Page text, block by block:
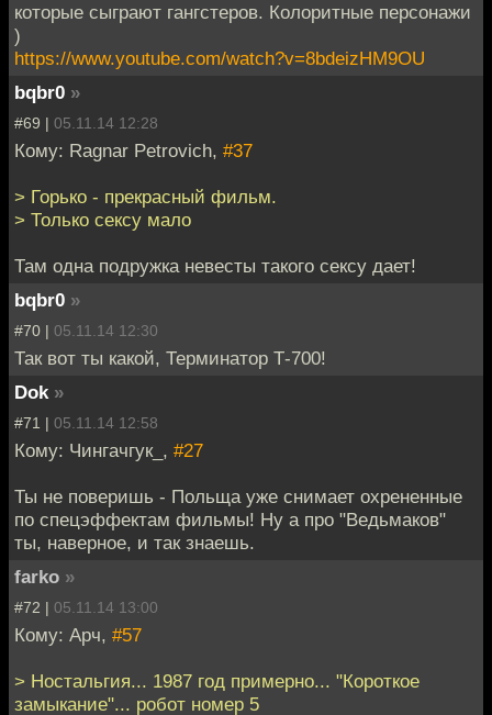
которые сыграют гангстеров. Колоритные персонажи
)
https://www.youtube.com/watch?v=8bdeizHM9OU
bqbr0 »
#69 | 05.11.14 12:28
Кому: Ragnar Petrovich, #37
> Горько - прекрасный фильм.
> Только сексу мало
Там одна подружка невесты такого сексу дает!
bqbr0 »
#70 | 05.11.14 12:30
Так вот ты какой, Терминатор Т-700!
Dok »
#71 | 05.11.14 12:58
Кому: Чингачгук_, #27
Ты не поверишь - Польща уже снимает охрененные
по спецэффектам фильмы! Ну а про "Ведьмаков"
ты, наверное, и так знаешь.
farko »
#72 | 05.11.14 13:00
Кому: Арч, #57
> Ностальгия... 1987 год примерно... "Короткое
замыкание"... робот номер 5